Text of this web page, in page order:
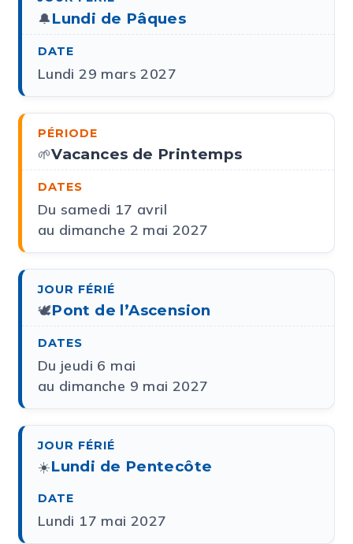
🔔Lundi de Pâques
Lundi 29 mars 2027
🌱Vacances de Printemps
Du samedi 17 avril
au dimanche 2 mai 2027
🕊️Pont de l’Ascension
Du jeudi 6 mai
au dimanche 9 mai 2027
☀️Lundi de Pentecôte
Lundi 17 mai 2027